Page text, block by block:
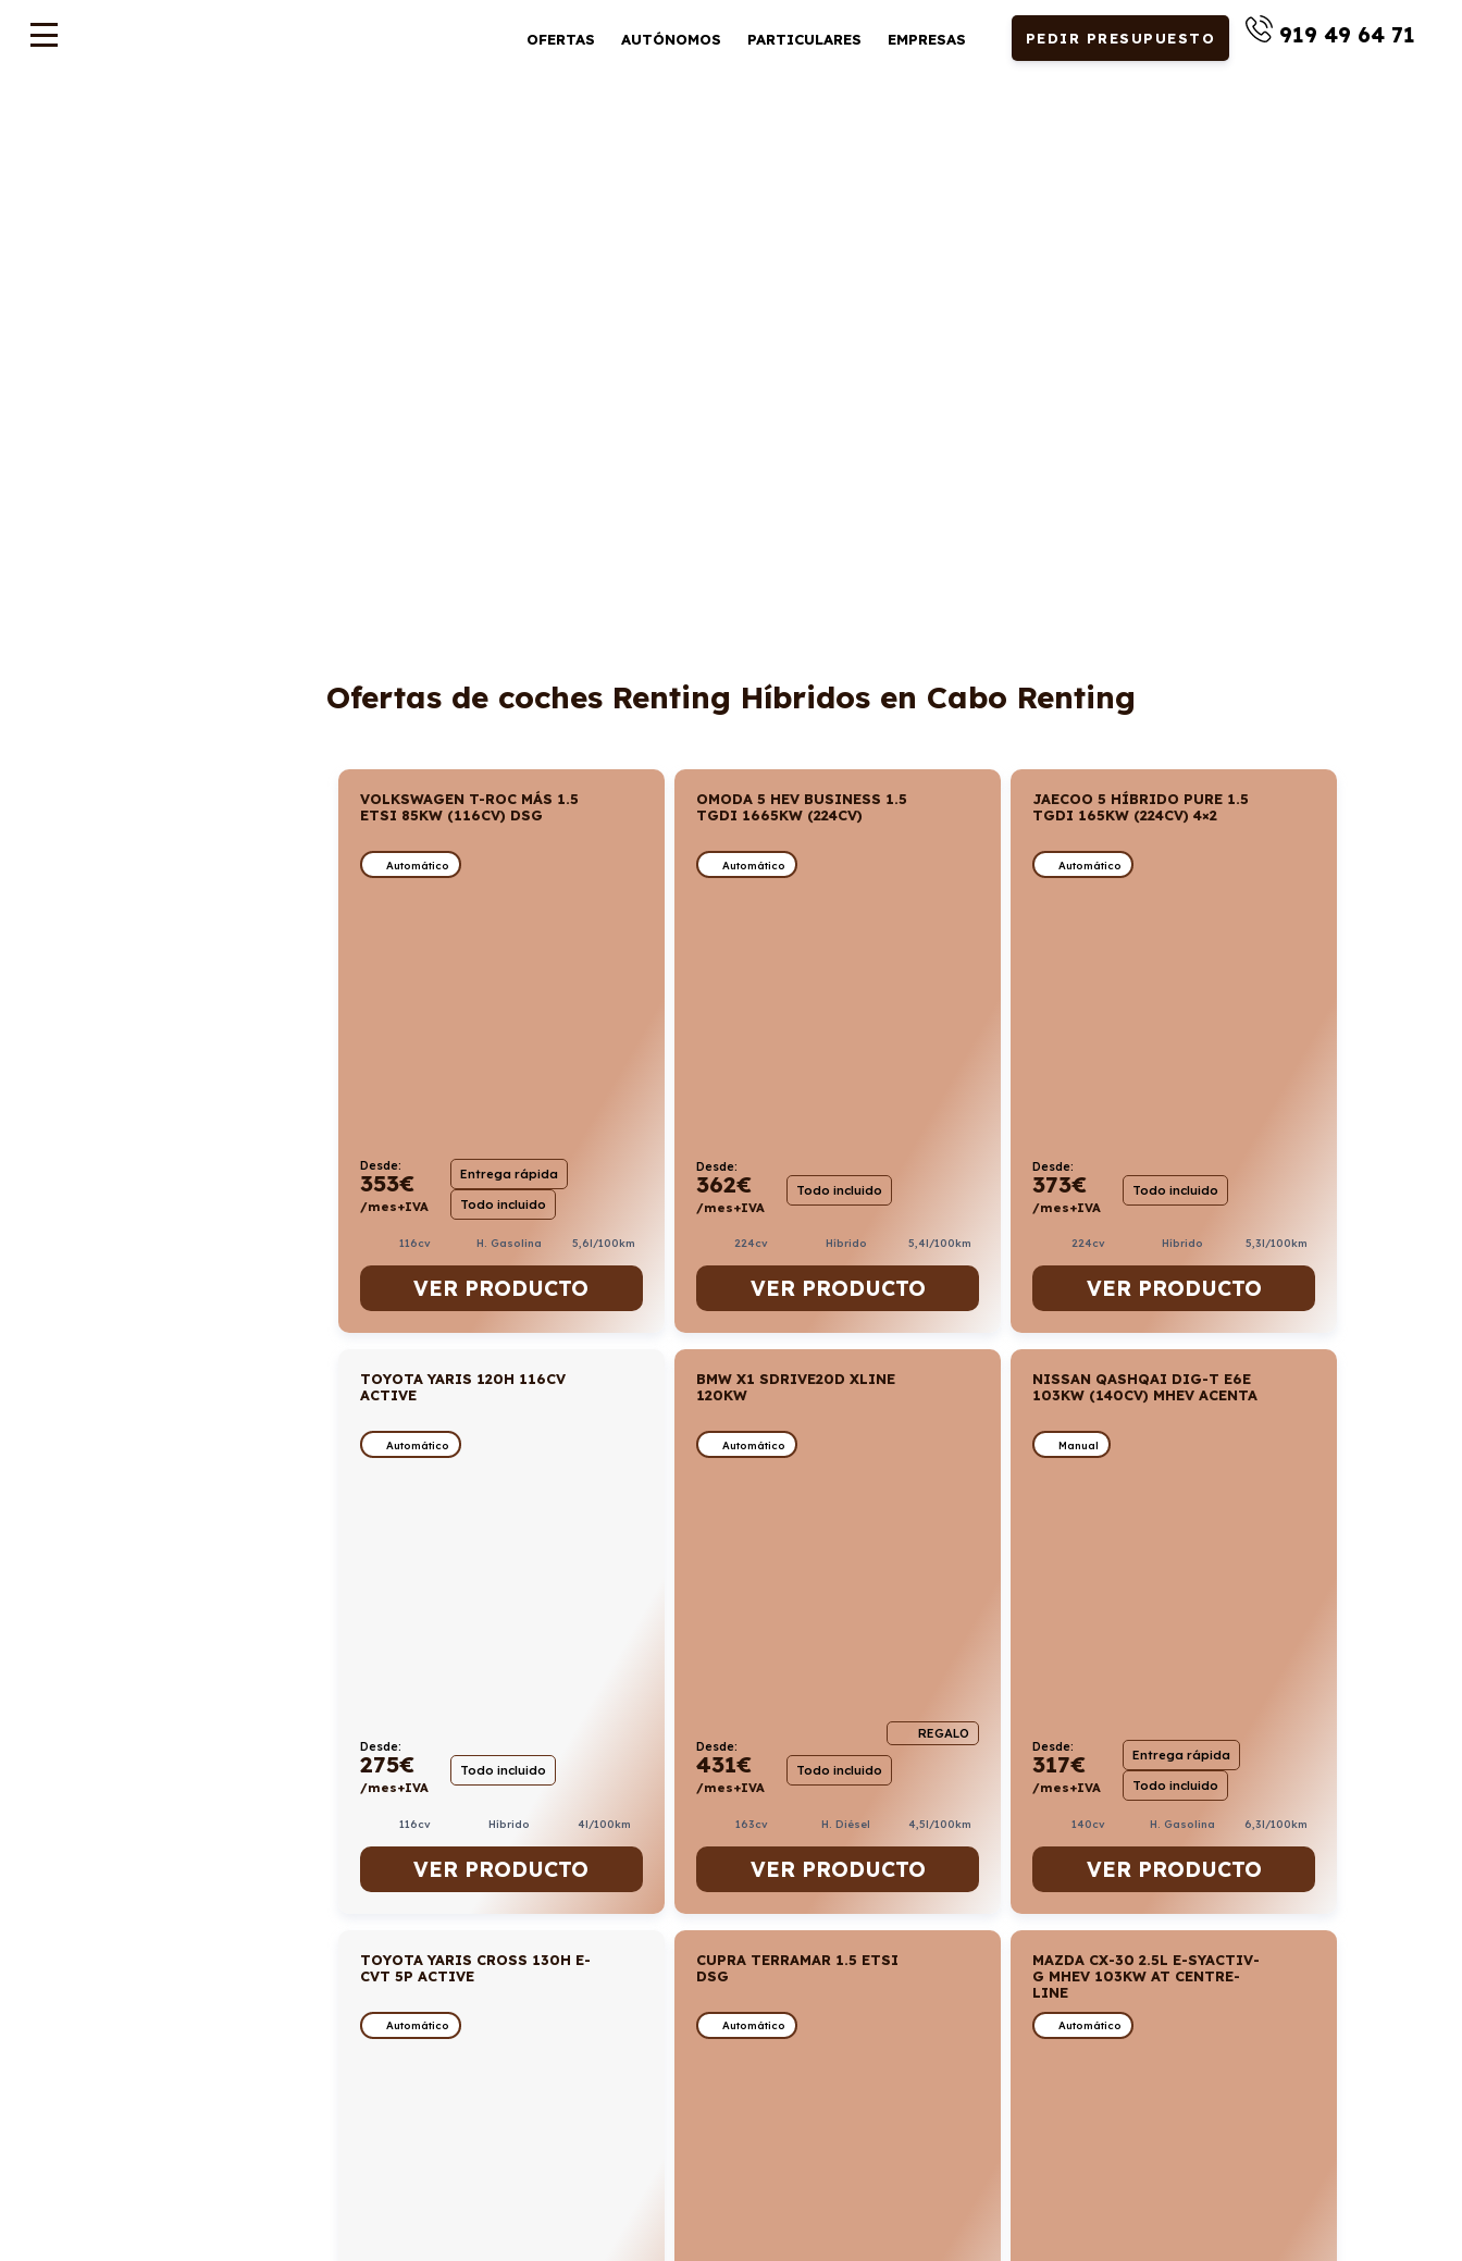
OFERTAS AUTÓNOMOS PARTICULARES EMPRESAS PEDIR PRESUPUESTO 919 49 64 71
Ofertas de coches Renting Híbridos en Cabo Renting
VOLKSWAGEN T-ROC MÁS 1.5
ETSI 85KW (116CV) DSG
Automático
Desde:
353€
/mes+IVA
Entrega rápida
Todo incluido
116cv H. Gasolina 5,6l/100km
VER PRODUCTO
OMODA 5 HEV BUSINESS 1.5
TGDI 1665KW (224CV)
Automático
Desde:
362€
/mes+IVA
Todo incluido
224cv Híbrido 5,4l/100km
VER PRODUCTO
JAECOO 5 HÍBRIDO PURE 1.5
TGDI 165KW (224CV) 4×2
Automático
Desde:
373€
/mes+IVA
Todo incluido
224cv Híbrido 5,3l/100km
VER PRODUCTO
TOYOTA YARIS 120H 116CV
ACTIVE
Automático
Desde:
275€
/mes+IVA
Todo incluido
116cv Híbrido 4l/100km
VER PRODUCTO
BMW X1 SDRIVE20D XLINE
120KW
Automático
REGALO
Desde:
431€
/mes+IVA
Todo incluido
163cv H. Diésel 4,5l/100km
VER PRODUCTO
NISSAN QASHQAI DIG-T E6E
103KW (140CV) MHEV ACENTA
Manual
Desde:
317€
/mes+IVA
Entrega rápida
Todo incluido
140cv H. Gasolina 6,3l/100km
VER PRODUCTO
TOYOTA YARIS CROSS 130H E-
CVT 5P ACTIVE
Automático
CUPRA TERRAMAR 1.5 ETSI
DSG
Automático
MAZDA CX-30 2.5L E-SYACTIV-
G MHEV 103KW AT CENTRE-
LINE
Automático